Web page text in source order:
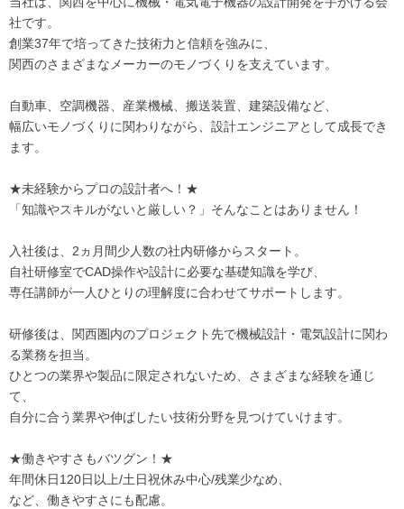
社です。
創業37年で培ってきた技術力と信頼を強みに、
関西のさまざまなメーカーのモノづくりを支えています。
自動車、空調機器、産業機械、搬送装置、建築設備など、
幅広いモノづくりに関わりながら、設計エンジニアとして成長でき
ます。
★未経験からプロの設計者へ！★
「知識やスキルがないと厳しい？」そんなことはありません！
入社後は、2ヵ月間少人数の社内研修からスタート。
自社研修室でCAD操作や設計に必要な基礎知識を学び、
専任講師が一人ひとりの理解度に合わせてサポートします。
研修後は、関西圏内のプロジェクト先で機械設計・電気設計に関わ
る業務を担当。
ひとつの業界や製品に限定されないため、さまざまな経験を通じ
て、
自分に合う業界や伸ばしたい技術分野を見つけていけます。
★働きやすさもバツグン！★
年間休日120日以上/土日祝休み中心/残業少なめ、
など、働きやすさにも配慮。